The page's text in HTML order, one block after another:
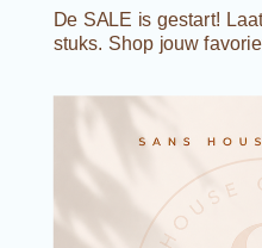
De SALE is gestart!
stuks. Shop jouw